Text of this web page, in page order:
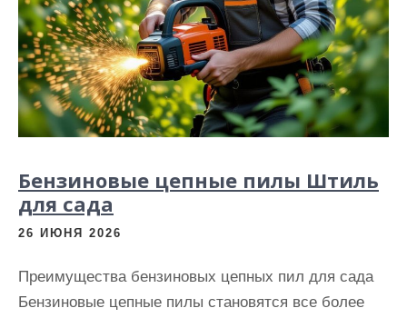
Бензиновые цепные пилы Штиль
для сада
26 ИЮНЯ 2026
Преимущества бензиновых цепных пил для сада
Бензиновые цепные пилы становятся все более